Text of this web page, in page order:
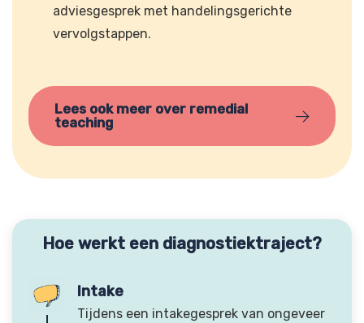
adviesgesprek met handelingsgerichte
vervolgstappen.
Lees ook meer over remedial
teaching
Hoe werkt een diagnostiektraject?
Intake
Tijdens een intakegesprek van ongeveer